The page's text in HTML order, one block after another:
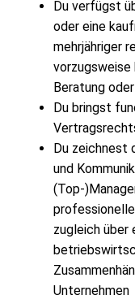
Du verfügst
oder eine
mehrjähriger
vorzugsweise
Beratung
Du bringst
Du zeichnest
und
(Top-
zugleich über
Unternehmen